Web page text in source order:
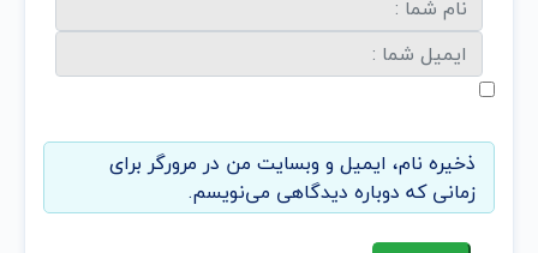
ذخیره نام، ایمیل و وبسایت من در مرورگر برای
زمانی که دوباره دیدگاهی می‌نویسم.